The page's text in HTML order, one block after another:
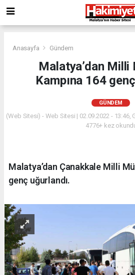
Anasayfa Gündem
Malatya’dan Milli
Kampına 164
GÜNDEM
(Web Sitesi) - Web Sitesi | 02.09.2022 - 13:46,
4776+ kez
Malatya’dan Çanakkale Milli
genç uğurlandı.